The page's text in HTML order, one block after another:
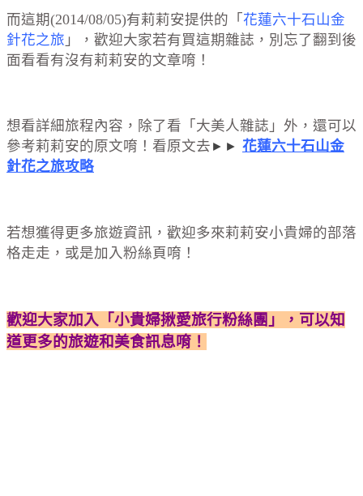
而這期(2014/08/05)有莉莉安提供的「 花蓮六十石山金
針花之旅 」，歡迎大家若有買這期雜誌，別忘了翻到後
面看看有沒有莉莉安的文章唷！
想看詳細旅程內容，除了看「大美人雜誌」外，還可以
參考莉莉安的原文唷！看原文去 ► ► 花蓮六十石山金
針花之旅攻略
若想獲得更多旅遊資訊，歡迎多來莉莉安小貴婦的部落
格走走，或是加入粉絲頁唷！
歡迎大家加入「小貴婦揪愛旅行粉絲團」，可以知
道更多的旅遊和美食訊息唷！